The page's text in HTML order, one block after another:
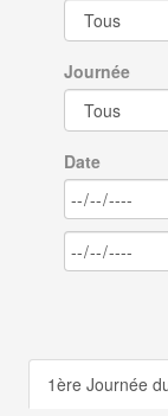
Journée
Date
1ère Journée